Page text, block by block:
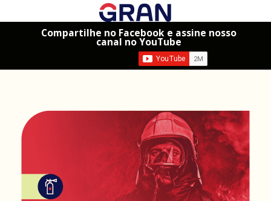
Compartilhe no Facebook e assine nosso
canal no YouTube